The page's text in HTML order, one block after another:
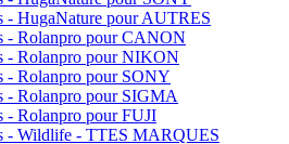
- HugaNature pour AUTRES
- Rolanpro pour CANON
- Rolanpro pour NIKON
- Rolanpro pour SONY
- Rolanpro pour SIGMA
- Rolanpro pour FUJI
- Wildlife - TTES MARQUES